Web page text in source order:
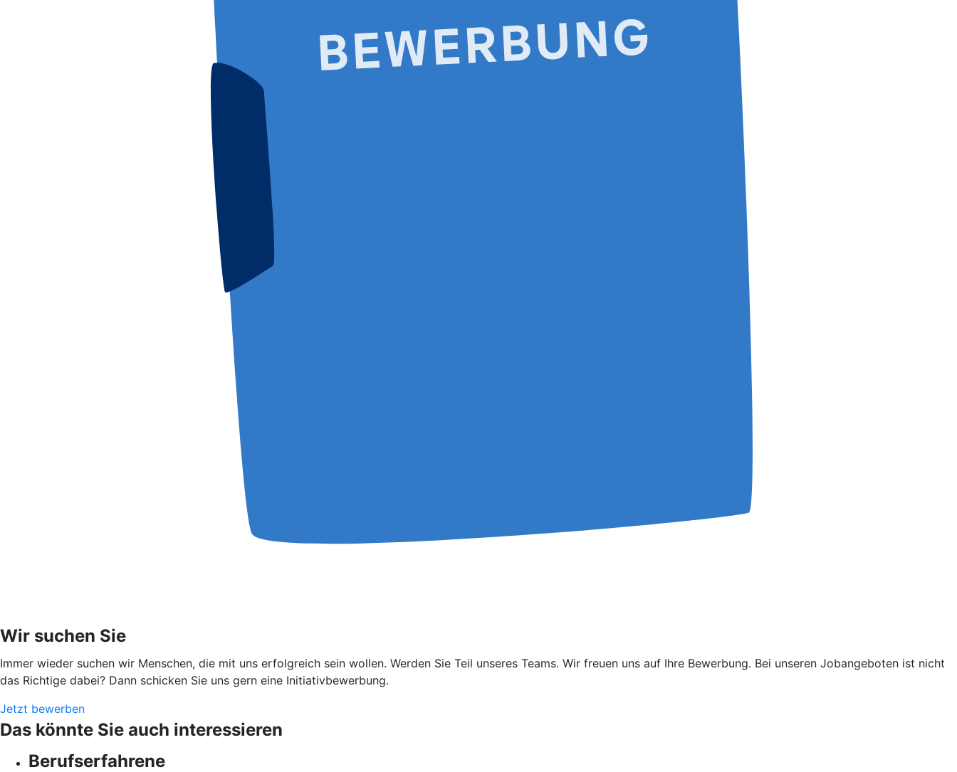
Wir suchen Sie
Immer wieder suchen wir Menschen, die mit uns erfolgreich sein wollen. Werden Sie Teil unseres Teams. Wir freuen uns auf Ihre Bewerbung. Bei unseren Jobangeboten ist nicht
das Richtige dabei? Dann schicken Sie uns gern eine Initiativbewerbung.
Jetzt bewerben
Das könnte Sie auch interessieren
Berufserfahrene